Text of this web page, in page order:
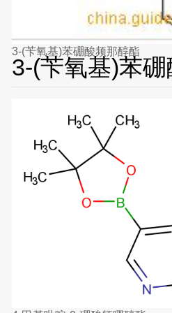
3-(苄氧基)苯硼酸频那醇酯
3-(苄氧基)苯